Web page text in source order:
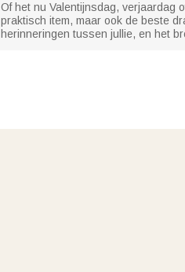
Of het nu Valentijnsdag, verjaardag
praktisch item, maar ook de beste
herinneringen tussen jullie, en het